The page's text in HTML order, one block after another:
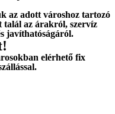
az adott városhoz tartozó
talál az árakról, szervíz
javíthatóságáról.
elérhető fix